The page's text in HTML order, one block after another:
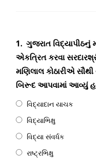
1. ગુજરાત વિદ્યાપીઠનું
એકત્રિત કરવા
મણિલાલ કોઠારીએ
બિરૂદ આપવામાં આવ્યું
વિદ્યાદાન યાચક
વિદ્યાભિક્ષુ
વિદ્યા સંવર્ધક
રાષ્ટ્રભિક્ષુ